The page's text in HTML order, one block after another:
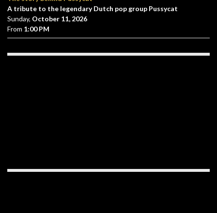
A tribute to the legendary Dutch pop group Pussycat
Sunday, October 11, 2026
From 1:00 PM